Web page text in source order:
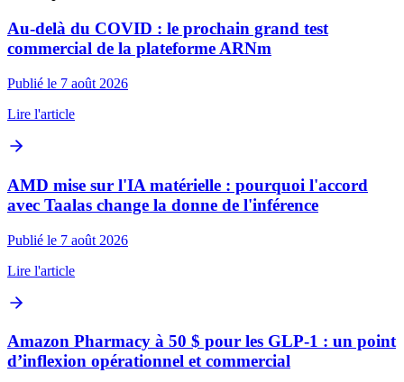
Au-delà du COVID : le prochain grand test
commercial de la plateforme ARNm
Publié le 7 août 2026
Lire l'article
AMD mise sur l'IA matérielle : pourquoi l'accord
avec Taalas change la donne de l'inférence
Publié le 7 août 2026
Lire l'article
Amazon Pharmacy à 50 $ pour les GLP‑1 : un point
d’inflexion opérationnel et commercial